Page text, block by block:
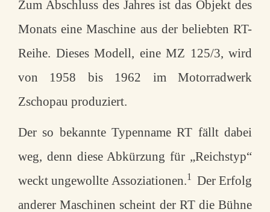
Zum Abschluss des Jahres ist das Objekt des
Monats eine Maschine aus der beliebten RT-
Reihe. Dieses Modell, eine MZ 125/3, wird
von 1958 bis 1962 im Motorradwerk
Zschopau produziert.
Der so bekannte Typenname RT fällt dabei
weg, denn diese Abkürzung für „Reichstyp“
weckt ungewollte Assoziationen.1 Der Erfolg
anderer Maschinen scheint der RT die Bühne